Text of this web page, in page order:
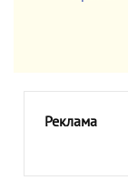
Реклама